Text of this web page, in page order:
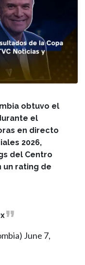
obtuvo el
el
en directo
2026,
del Centro
un rating de
June 7,